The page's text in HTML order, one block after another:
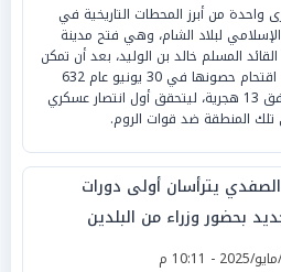
واحدة من أبرز المحطات التاريخية في
لبلاد الشام، وهي فتح مدينة
المسلم خالد بن الوليد، بعد أن تمكن
المسلمون من اقتحام حصونها في 30 يونيو عام 632
ميلادية، الموافق 13 هجرية، ليتحقق أول انتصار عسكري
المنطقة ضد قوات الروم.
يترأسان أولى دورات
بحضور وزراء من البلدين